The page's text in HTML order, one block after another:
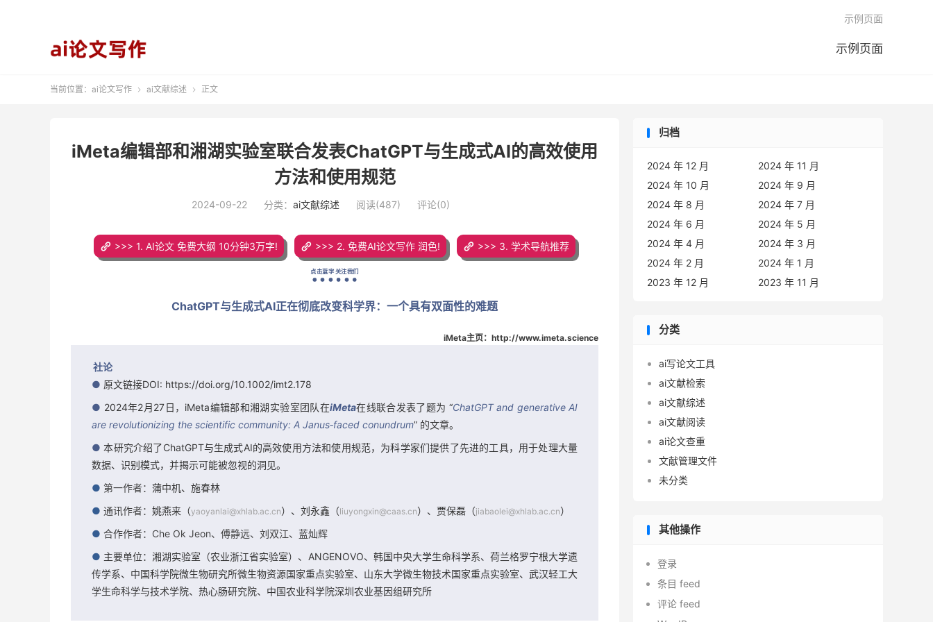
示例页面
示例页面
当前位置： ai论文写作  ai文献综述  正文
iMeta编辑部和湘湖实验室联合发表ChatGPT与生成式AI的高效使用
方法和使用规范
2024-09-22 分类： ai文献综述 阅读(487) 评论(0)
>>> 1. AI论文 免费大纲 10分钟3万字! >>> 2. 免费AI论文写作 润色! >>> 3. 学术导航推荐
点击蓝字 关注我们
ChatGPT与生成式AI正在彻底改变科学界：一个具有双面性的难题
iMeta主页：http://www.imeta.science
社论
● 原文链接DOI: https://doi.org/10.1002/imt2.178
● 2024年2月27日，iMeta编辑部和湘湖实验室团队在iMeta在线联合发表了题为 “ChatGPT and generative AI
are revolutionizing the scientific community: A Janus‐faced conundrum” 的文章。
●本研究介绍了ChatGPT与生成式AI的高效使用方法和使用规范，为科学家们提供了先进的工具，用于处理大量
数据、识别模式，并揭示可能被忽视的洞见。
● 第一作者： 蒲中机、施春林
● 通讯作者： 姚燕来（yaoyanlai@xhlab.ac.cn）、刘永鑫（liuyongxin@caas.cn）、贾保磊（jiabaolei@xhlab.ac.cn）
● 合作作者：Che Ok Jeon、傅静远、刘双江、蓝灿辉
● 主要单位：湘湖实验室（农业浙江省实验室）、ANGENOVO、韩国中央大学生命科学系、荷兰格罗宁根大学遗
传学系、中国科学院微生物研究所微生物资源国家重点实验室、山东大学微生物技术国家重点实验室、武汉轻工大
学生命科学与技术学院、热心肠研究院、中国农业科学院深圳农业基因组研究所
归档
2024 年 12 月
2024 年 11 月
2024 年 10 月
2024 年 9 月
2024 年 8 月
2024 年 7 月
2024 年 6 月
2024 年 5 月
2024 年 4 月
2024 年 3 月
2024 年 2 月
2024 年 1 月
2023 年 12 月
2023 年 11 月
分类
ai写论文工具
ai文献检索
ai文献综述
ai文献阅读
ai论文查重
文献管理文件
未分类
其他操作
登录
条目 feed
评论 feed